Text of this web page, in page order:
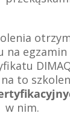
egzamin
to
w nim.